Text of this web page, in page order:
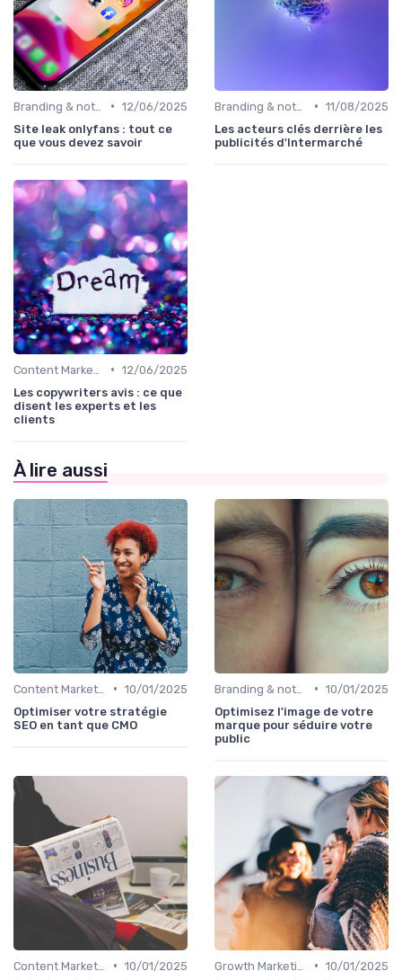
• 12/06/2025
Site leak onlyfans : tout ce
que vous devez savoir
• 11/08/2025
Les acteurs clés derrière les
publicités d'Intermarché
• 12/06/2025
Les copywriters avis : ce que
disent les experts et les
clients
À lire aussi
• 10/01/2025
Optimiser votre stratégie
SEO en tant que CMO
• 10/01/2025
Optimisez l'image de votre
marque pour séduire votre
public
• 10/01/2025
• 10/01/2025